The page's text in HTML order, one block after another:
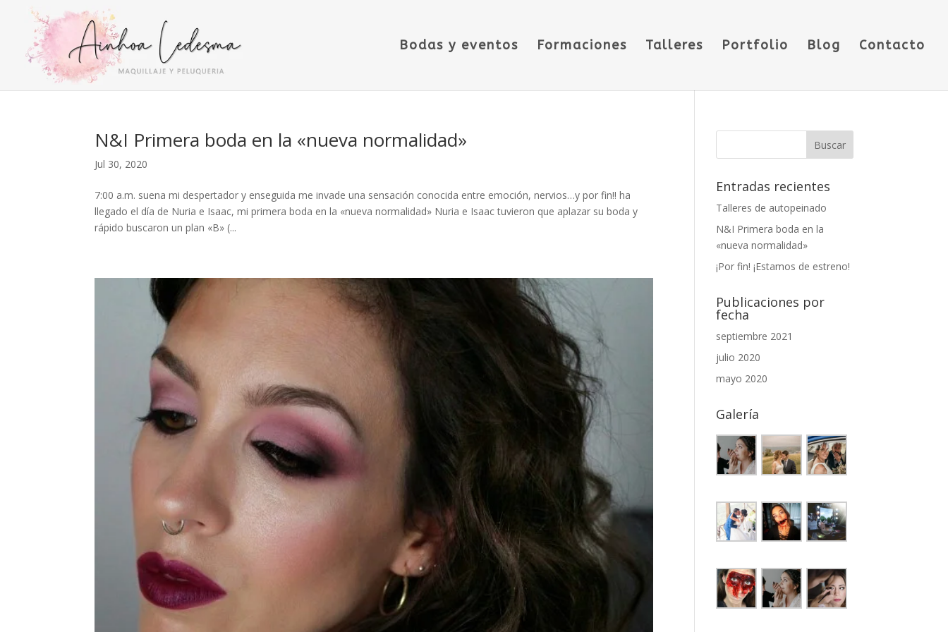
Bodas y eventos Formaciones Talleres Portfolio Blog Contacto
N&I Primera boda en la «nueva normalidad»
Jul 30, 2020
7:00 a.m. suena mi despertador y enseguida me invade una sensación conocida entre emoción, nervios…y por fin!! ha
llegado el día de Nuria e Isaac, mi primera boda en la «nueva normalidad» Nuria e Isaac tuvieron que aplazar su boda y
rápido buscaron un plan «B» (...
Entradas recientes
Talleres de autopeinado
N&I Primera boda en la
«nueva normalidad»
¡Por fin! ¡Estamos de estreno!
Publicaciones por
fecha
septiembre 2021
julio 2020
mayo 2020
Galería